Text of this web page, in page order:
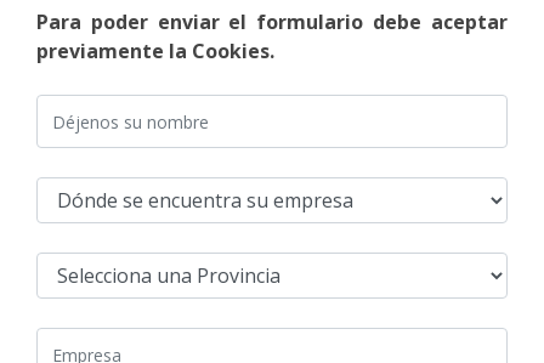
Para poder enviar el formulario debe aceptar
previamente la Cookies.